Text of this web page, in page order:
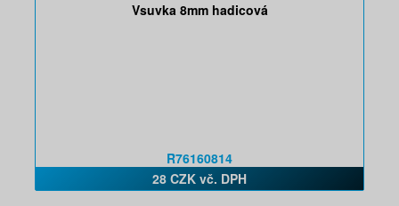
Vsuvka 8mm hadicová
R76160814
28 CZK vč. DPH